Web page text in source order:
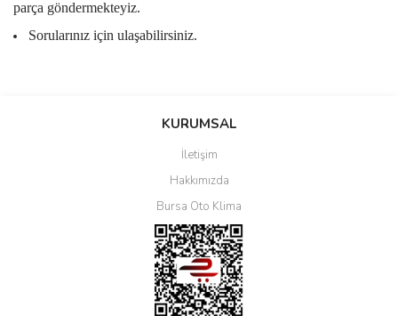
parça göndermekteyiz.
Sorularınız için ulaşabilirsiniz.
Bu ürüne ilk yorumu siz yapın!
Yorum Yaz
KURUMSAL
İletişim
Hakkımızda
Bursa Oto Klima